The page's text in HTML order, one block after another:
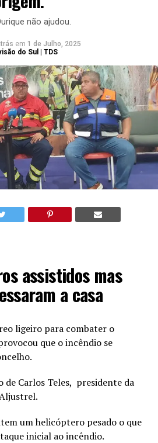
não ajudou.
em 1 de Julho, 2025
do Sul | TDS
assistidos mas
a casa
ligeiro para combater o
que o incêndio se
de Carlos Teles, presidente da
um helicóptero pesado o que
inicial ao incêndio.